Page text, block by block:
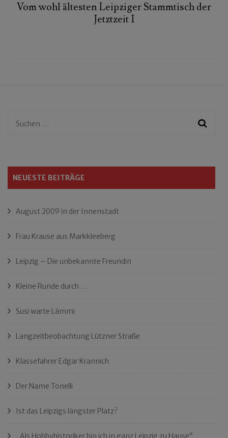
Vom wohl ältesten Leipziger Stammtisch der
Jetztzeit I
Suchen
NEUESTE BEITRÄGE
August 2009 in der Innenstadt
Frau Krause aus Markkleeberg
Leipzig – Die unbekannte Freundin
Kleine Runde durch …
Susi warte Lämmi
Langzeitbeobachtung Lützner Straße
Klassefahrer Edgar Krannich
Der Name Tonelli
Ist das Leipzigs längster Platz?